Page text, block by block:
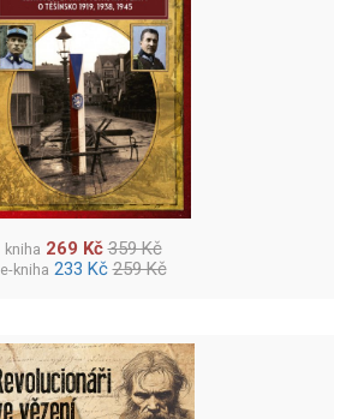
kniha 269 Kč 359 Kč
e-kniha 233 Kč 259 Kč